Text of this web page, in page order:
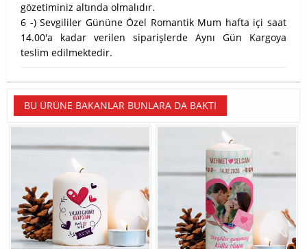
gözetiminiz altında olmalıdır.
6 -) Sevgililer Gününe Özel Romantik Mum hafta içi saat
14.00'a kadar verilen siparişlerde Aynı Gün Kargoya
teslim edilmektedir.
BU ÜRÜNE BAKANLAR BUNLARA DA BAKTI